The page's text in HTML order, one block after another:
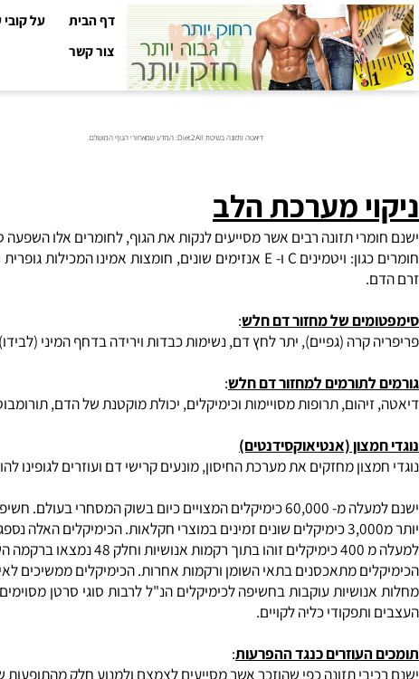
דף הבית על קובי עזרא
צור קשר
דיאטה ותזונה בשיטת Diet2All: המדע שמאחורי הגוף המושלם.
מערכת הלב
תזונה רבים אשר מסייעים לנקות את הגוף, לחומרים אלו השפעה
ויטמיניםC ו- E אנזימים שונים, חומצות אמינו המכילות גופרית
של מחזור דם חלש:
(גפיים), יתר לחץ דם, נשימות כבדות וירידה בדחף המיני (לבידו).
למחזור דם חלש:
תרופות מסויימות וכימיקלים, יכולת מוקטנת של הדם, תורומבוסים
(אנטיאוקסידנטים)
האנושות לכימיקלים המסחריים אינם מטיבים עימנו.
מתאכסנים בתאי השומן ורקמות אחרות. הכימיקלים ממשיכים לאיים על
עוקבות בחשיפה לכימיקלים הנ"ל לרבות סוגי סרטן מסוימים